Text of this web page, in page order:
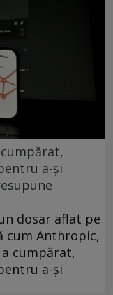
a-și
dosar aflat pe
cum Anthropic,
cumpărat,
a-și